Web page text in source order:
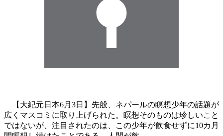
【大紀元日本6月3日】先般、ネパールの瞑想少年の話題が
広くマスコミに取り上げられた。瞑想そのものは珍しいこと
ではないが、注目されたのは、この少年が飲食せずに10カ月